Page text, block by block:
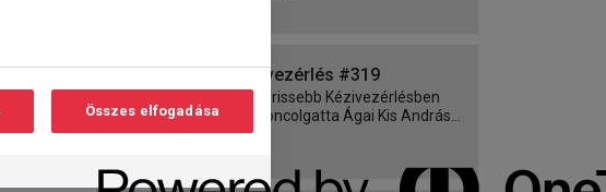
Kézivezérlés #319
A legfrissebb Kézivezérlésben
azt boncolgatta Ágai Kis András...
Összes elfogadása